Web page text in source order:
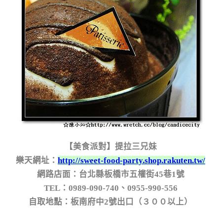
【美食派對】提拉三兄妹
樂天網址： http://sweet-food-party.shop.rakuten.tw/
網路店面：台北縣板橋市五權街45巷1號
TEL：0989-090-740、0955-990-556
自取地點：板南府中2號出口（３００以上）